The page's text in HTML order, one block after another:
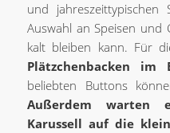
und
Auswahl an Speisen und
kalt bleiben kann. Für
Plätzchenbacken im
beliebten Buttons
Außerdem warten
Karussell auf die